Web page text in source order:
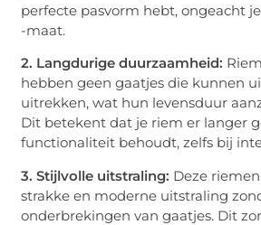
perfecte pasvorm hebt, ongeacht
-maat.
2. Langdurige duurzaamheid:
hebben geen gaatjes die kunnen
uitrekken, wat hun levensduur
Dit betekent dat je riem er langer
functionaliteit behoudt, zelfs bij
3. Stijlvolle uitstraling: Deze
strakke en moderne uitstraling
onderbrekingen van gaatjes. Dit